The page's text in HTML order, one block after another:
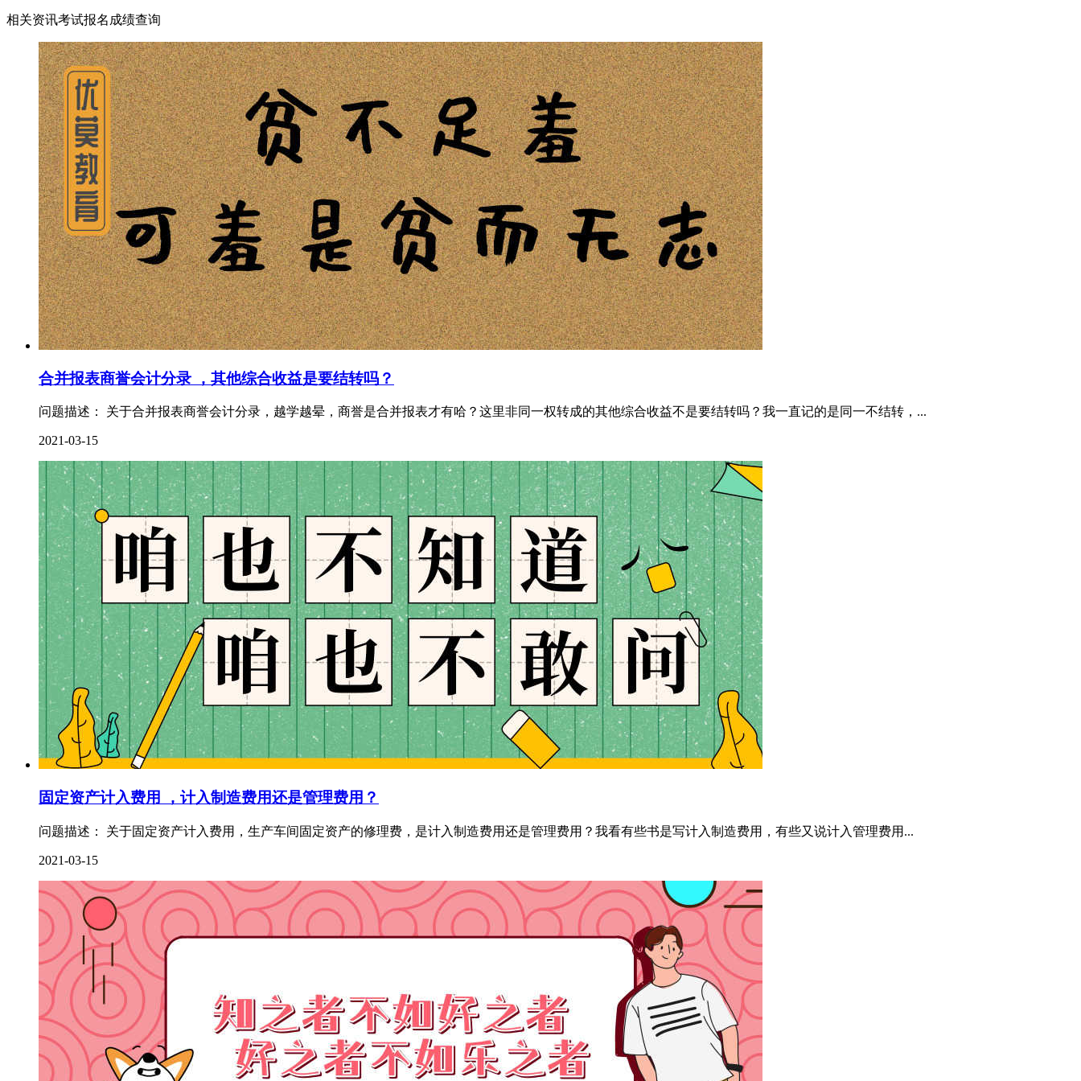
相关资讯考试报名 成绩查询
合并报表商誉会计分录 ，其他综合收益是要结转吗？
问题描述： 关于合并报表商誉会计分录，越学越晕，商誉是合并报表才有哈？这里非同一权转成的其他综合收益不是要结转吗？我一直记的是同一不结转，...
2021-03-15
固定资产计入费用 ，计入制造费用还是管理费用？
问题描述： 关于固定资产计入费用，生产车间固定资产的修理费，是计入制造费用还是管理费用？我看有些书是写计入制造费用，有些又说计入管理费用...
2021-03-15